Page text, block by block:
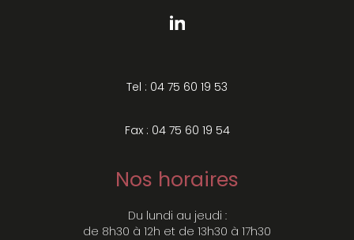
Tel : 04 75 60 19 53
Fax : 04 75 60 19 54
Nos horaires
Du lundi au jeudi :
de 8h30 à 12h et de 13h30 à 17h30